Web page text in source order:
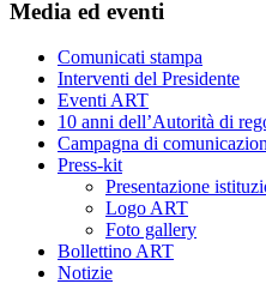
Media ed eventi
Comunicati stampa
Interventi del Presidente
Eventi ART
10 anni dell’Autorità di
Campagna di
Press-kit
Presentazione
Logo ART
Foto gallery
Bollettino ART
Notizie